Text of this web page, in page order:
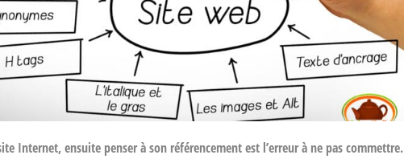
Internet, ensuite penser à son référencement est l’erreur à ne pas commettre.